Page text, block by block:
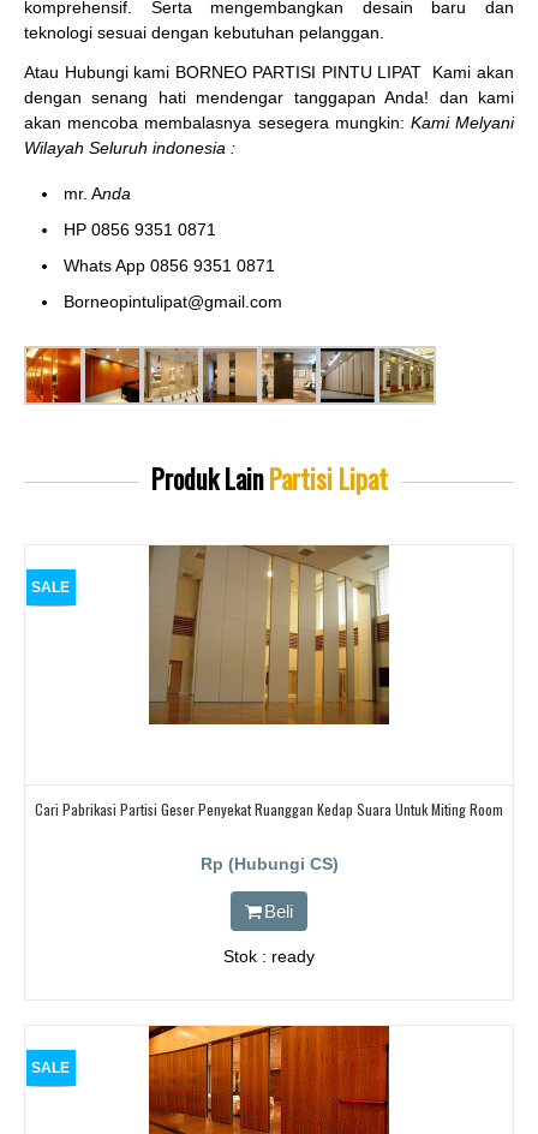
komprehensif. Serta mengembangkan desain baru dan
teknologi sesuai dengan kebutuhan pelanggan.
Atau Hubungi kami BORNEO PARTISI PINTU LIPAT
Kami akan
dengan senang hati mendengar tanggapan Anda! dan kami
akan mencoba membalasnya sesegera mungkin: Kami Melyani
Wilayah Seluruh indonesia :
mr. Anda
HP 0856 9351 0871
Whats App 0856 9351 0871
Borneopintulipat@gmail.com
Produk LainPartisi Lipat
SALE
Cari Pabrikasi Partisi Geser Penyekat Ruanggan Kedap Suara Untuk Miting Room
Rp (Hubungi CS)
Beli
Stok : ready
SALE